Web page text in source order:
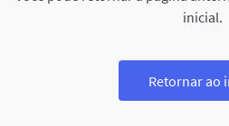
inicial.
Retornar ao